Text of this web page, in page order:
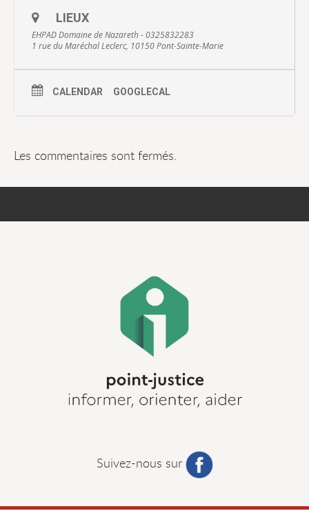
LIEUX
EHPAD Domaine de Nazareth - 0325832283
1 rue du Maréchal Leclerc, 10150 Pont-Sainte-Marie
CALENDAR GOOGLECAL
Les commentaires sont fermés.
Suivez-nous sur